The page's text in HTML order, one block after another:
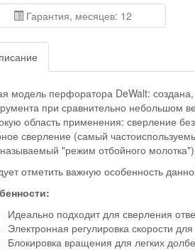
Гарантия, месяцев: 12
модель перфоратора DeWalt:
при сравнительно небольшом
область применения: сверление
сверление (самый
называемый "режим отбойного
отметить важную особенность
Идеально подходит для сверления
Электронная регулировка скорости
Блокировка вращения для легких